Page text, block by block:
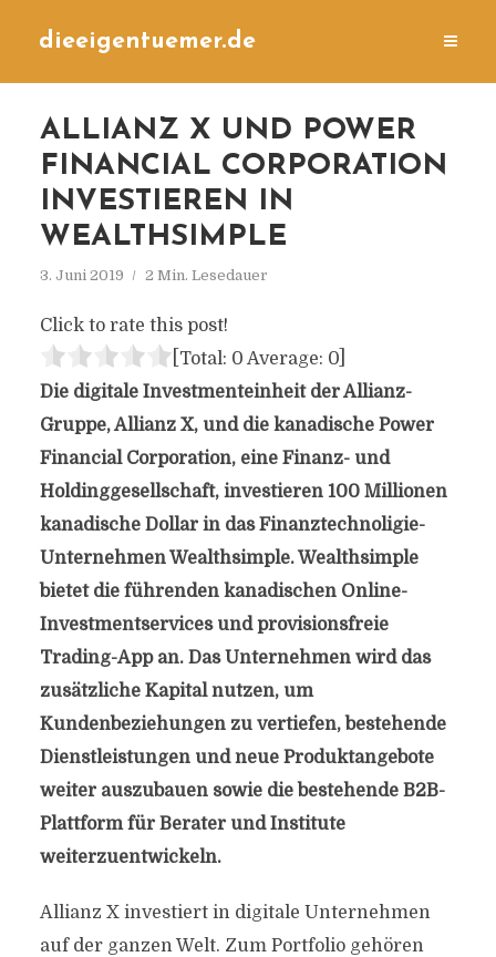
dieeigentuemer.de
ALLIANZ X UND POWER
FINANCIAL CORPORATION
INVESTIEREN IN
WEALTHSIMPLE
3. Juni 2019 2 Min. Lesedauer
Click to rate this post!
[Total: 0 Average: 0]
Die digitale Investmenteinheit der Allianz-
Gruppe, Allianz X, und die kanadische Power
Financial Corporation, eine Finanz- und
Holdinggesellschaft, investieren 100 Millionen
kanadische Dollar in das Finanztechnoligie-
Unternehmen Wealthsimple. Wealthsimple
bietet die führenden kanadischen Online-
Investmentservices und provisionsfreie
Trading-App an. Das Unternehmen wird das
zusätzliche Kapital nutzen, um
Kundenbeziehungen zu vertiefen, bestehende
Dienstleistungen und neue Produktangebote
weiter auszubauen sowie die bestehende B2B-
Plattform für Berater und Institute
weiterzuentwickeln.
Allianz X investiert in digitale Unternehmen
auf der ganzen Welt. Zum Portfolio gehören